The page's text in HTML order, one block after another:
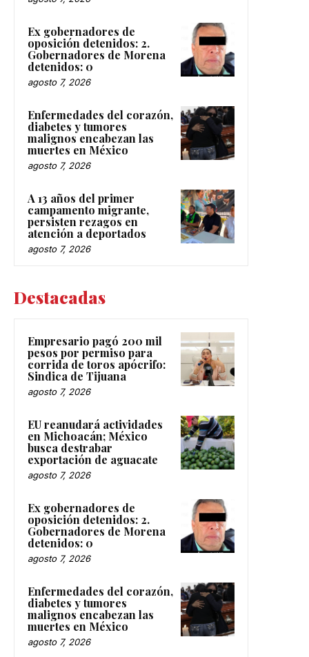
Ex gobernadores de
oposición detenidos: 2.
Gobernadores de Morena
detenidos: 0
agosto 7, 2026
Enfermedades del corazón,
diabetes y tumores
malignos encabezan las
muertes en México
agosto 7, 2026
A 13 años del primer
campamento migrante,
persisten rezagos en
atención a deportados
agosto 7, 2026
Destacadas
Empresario pagó 200 mil
pesos por permiso para
corrida de toros apócrifo:
Sindica de Tijuana
agosto 7, 2026
EU reanudará actividades
en Michoacán; México
busca destrabar
exportación de aguacate
agosto 7, 2026
Ex gobernadores de
oposición detenidos: 2.
Gobernadores de Morena
detenidos: 0
agosto 7, 2026
Enfermedades del corazón,
diabetes y tumores
malignos encabezan las
muertes en México
agosto 7, 2026